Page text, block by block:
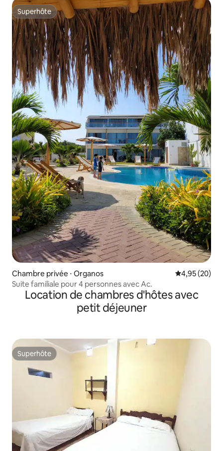
Superhôte
Superhôte
Chambre privée ⋅ Organos Évaluation
4,95 (20)
Suite familiale pour 4 personnes avec Ac.
Location de chambres d'hôtes avec
petit déjeuner
Superhôte
Superhôte